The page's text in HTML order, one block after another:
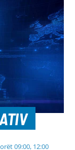
09:00, 12:00